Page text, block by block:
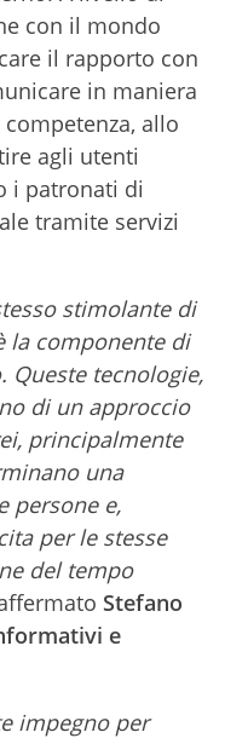
con il mondo
il rapporto con
in maniera
allo
agli utenti
i patronati di
tramite servizi
stimolante di
la componente di
Queste tecnologie,
di un approccio
principalmente
una
persone e,
per le stesse
del tempo
Stefano
e
impegno per